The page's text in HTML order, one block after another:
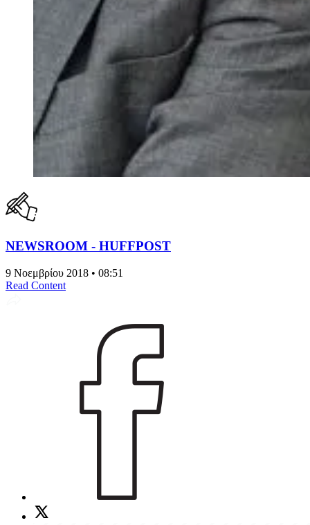
NEWSROOM - HUFFPOST
9 Νοεμβρίου 2018 • 08:51
Read Content